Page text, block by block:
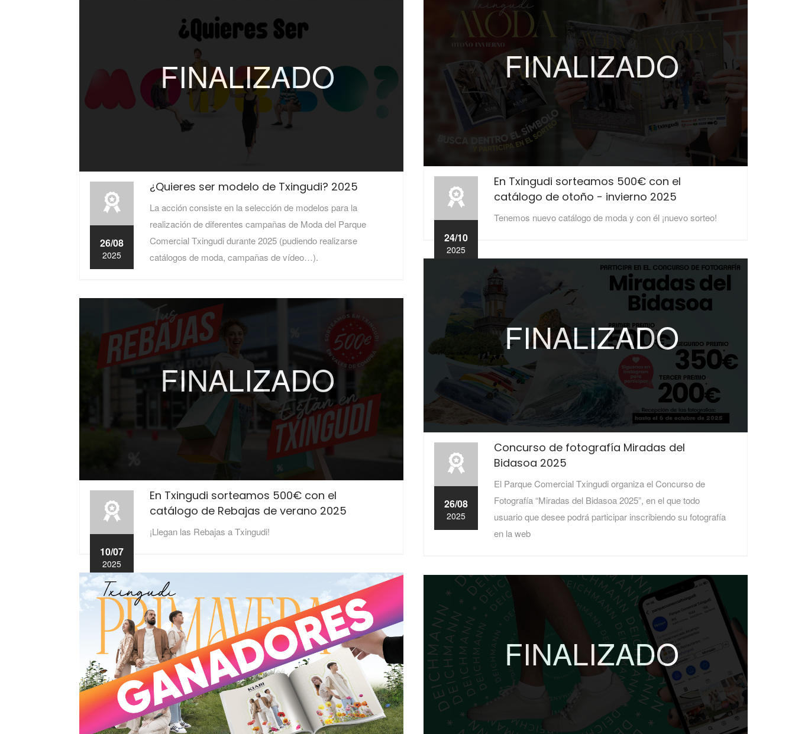
FINALIZADO
En Txingudi sorteamos 500€ con el
catálogo de otoño - invierno 2025
Tenemos nuevo catálogo de moda y con él ¡nuevo sorteo!
24/10
2025
FINALIZADO
¿Quieres ser modelo de Txingudi? 2025
La acción consiste en la selección de modelos para la
realización de diferentes campañas de Moda del Parque
Comercial Txingudi durante 2025 (pudiendo realizarse
catálogos de moda, campañas de vídeo…).
26/08
2025
FINALIZADO
Concurso de fotografía Miradas del
Bidasoa 2025
El Parque Comercial Txingudi organiza el Concurso de
Fotografía “Miradas del Bidasoa 2025”, en el que todo
usuario que desee podrá participar inscribiendo su fotografía
en la web
26/08
2025
FINALIZADO
En Txingudi sorteamos 500€ con el
catálogo de Rebajas de verano 2025
¡Llegan las Rebajas a Txingudi!
10/07
2025
FINALIZADO